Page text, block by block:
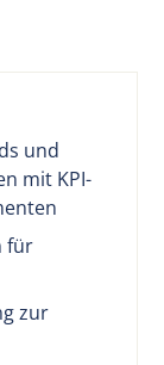
und
mit KPI-
für
zur